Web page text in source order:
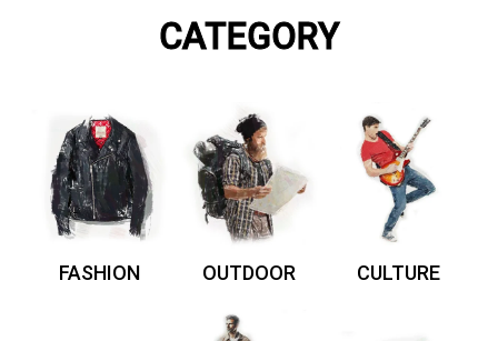
CATEGORY
FASHION OUTDOOR CULTURE